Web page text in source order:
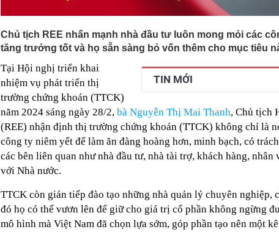
Chủ tịch REE nhấn mạnh nhà đầu tư luôn mong mỏi các
tăng trưởng tốt và họ sẵn sàng bỏ vốn thêm cho mục tiêu
TIN MỚI
Tại Hội nghị triển khai
nhiệm vụ phát triển thị
trường chứng khoán (TTCK)
năm 2024 sáng ngày 28/2, bà Nguyễn Thị Mai Thanh, Chủ tịch
(REE) nhận định thị trường chứng khoán (TTCK) không chỉ là
công ty niêm yết để làm ăn đàng hoàng hơn, minh bạch, có
các bên liên quan như nhà đầu tư, nhà tài trợ, khách hàng,
với Nhà nước.
TTCK còn gián tiếp đào tạo những nhà quản lý chuyên nghiệp,
đó họ có thể vươn lên để giữ cho giá trị cổ phần không ngừng
mô hình mà Việt Nam đã chọn lựa sớm, góp phần tạo nên một